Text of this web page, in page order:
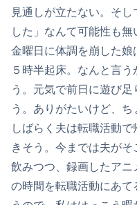
見通しが立たない。そ
した」なんて可能性も無
金曜日に体調を崩した娘
５時半起床。なんと言
う。元気で前日に遊び
う。ありがたいけど、ち
しばらく夫は転職活動
きそう。今までは夫が
飲みつつ、録画したア
の時間を転職活動にあ